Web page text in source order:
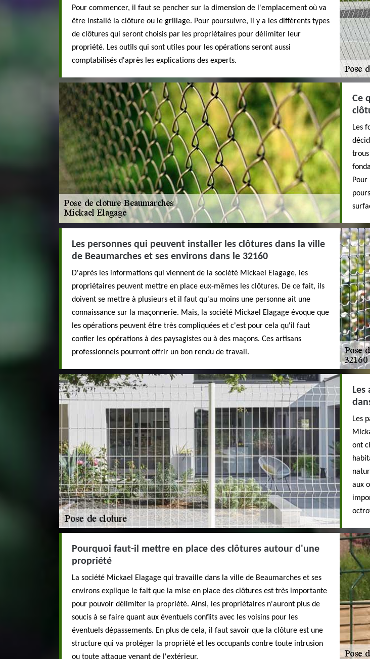
Pour commencer, il faut se pencher sur la dimension de l'emplacement où va
être installé la clôture ou le grillage. Pour poursuivre, il y a les différents types
de clôtures qui seront choisis par les propriétaires pour délimiter leur
propriété. Les outils qui sont utiles pour les opérations seront aussi
comptabilisés d'après les explications des experts.
Ce
Les
Les personnes qui peuvent installer les clôtures dans la ville
de Beaumarches et ses environs dans le 32160
D'après les informations qui viennent de la société Mickael Elagage, les
propriétaires peuvent mettre en place eux-mêmes les clôtures. De ce fait, ils
doivent se mettre à plusieurs et il faut qu'au moins une personne ait une
connaissance sur la maçonnerie. Mais, la société Mickael Elagage évoque que
les opérations peuvent être très compliquées et c'est pour cela qu'il faut
confier les opérations à des paysagistes ou à des maçons. Ces artisans
professionnels pourront offrir un bon rendu de travail.
Les
Les
ont
aux
Pourquoi faut-il mettre en place des clôtures autour d'une
propriété
La société Mickael Elagage qui travaille dans la ville de Beaumarches et ses
environs explique le fait que la mise en place des clôtures est très importante
pour pouvoir délimiter la propriété. Ainsi, les propriétaires n'auront plus de
soucis à se faire quant aux éventuels conflits avec les voisins pour les
éventuels dépassements. En plus de cela, il faut savoir que la clôture est une
structure qui va protéger la propriété et les occupants contre toute intrusion
ou toute attaque venant de l'extérieur.